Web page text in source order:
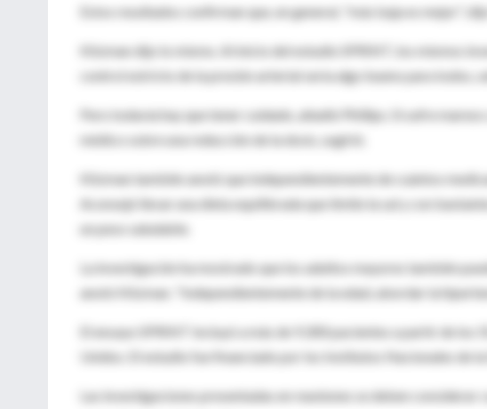
Estos resultados confirman que, en general, "más baja es mejor",
Kitzman dijo lo mismo. Al inicio del estudio SPRINT, los mismos
control estricto de la presión arterial sería algo bueno para todos,
Pero todavía hay que tener cuidado, añadió Phillips. Si sufre
médico sobre una reducción de la dosis, sugirió.
Kitzman también anotó que independientemente de cuántos
Aconsejó llevar una dieta equilibrada que limite la sal y con
un peso saludable.
La investigación ha mostrado que los adultos mayores también
anotó Kitzman. "Independientemente de la edad, abordar la
El ensayo SPRINT incluyó a más de 9,300 pacientes a partir de
Unidos. El estudio fue financiado por los Institutos Nacionales de la
Las investigaciones presentadas en reuniones se deben